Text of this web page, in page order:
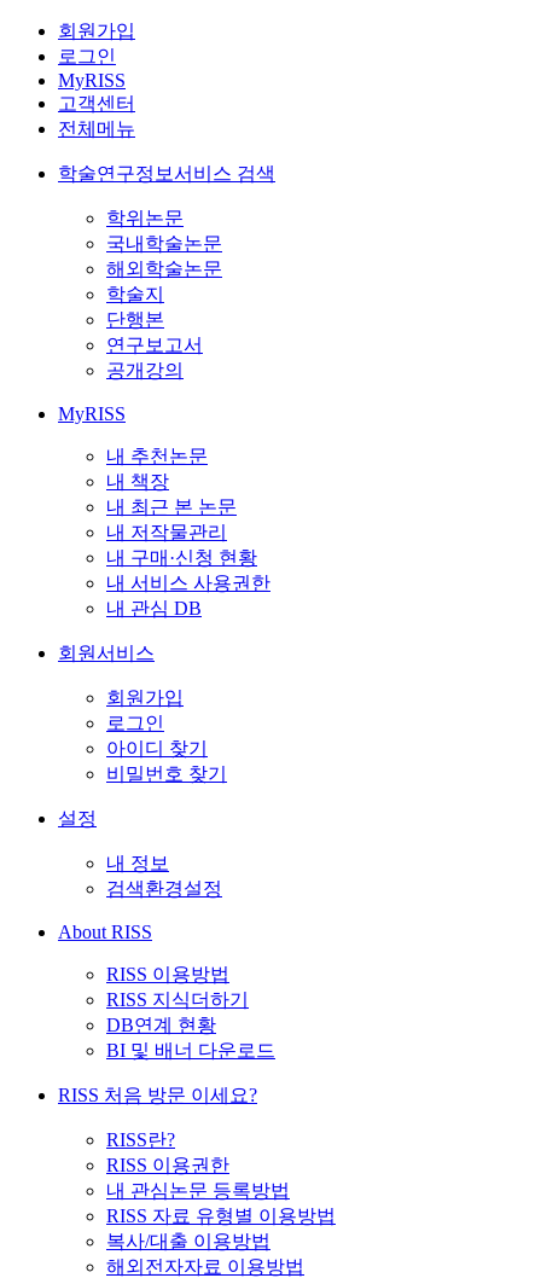
회원가입
로그인
MyRISS
고객센터
전체메뉴
학술연구정보서비스 검색
학위논문
국내학술논문
해외학술논문
학술지
단행본
연구보고서
공개강의
MyRISS
내 추천논문
내 책장
내 최근 본 논문
내 저작물관리
내 구매·신청 현황
내 서비스 사용권한
내 관심 DB
회원서비스
회원가입
로그인
아이디 찾기
비밀번호 찾기
설정
내 정보
검색환경설정
About RISS
RISS 이용방법
RISS 지식더하기
DB연계 현황
BI 및 배너 다운로드
RISS 처음 방문 이세요?
RISS란?
RISS 이용권한
내 관심논문 등록방법
RISS 자료 유형별 이용방법
복사/대출 이용방법
해외전자자료 이용방법